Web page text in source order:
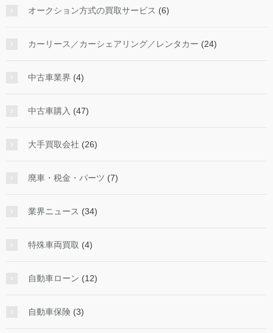
オークション方式の買取サービス (6)
カーリース／カーシェアリング／レンタカー (24)
中古車業界 (4)
中古車購入 (47)
大手買取会社 (26)
廃車・税金・パーツ (7)
業界ニュース (34)
特殊車両買取 (4)
自動車ローン (12)
自動車保険 (3)